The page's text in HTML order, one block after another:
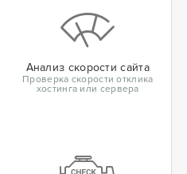
Анализ скорости сайта
Проверка скорости отклика
хостинга или сервера